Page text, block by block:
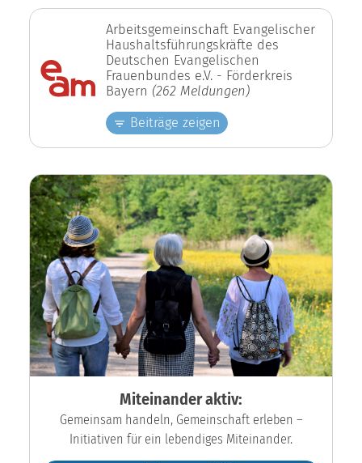
Arbeitsgemeinschaft Evangelischer
Haushaltsführungskräfte des
Deutschen Evangelischen
Frauenbundes e.V. - Förderkreis
Bayern (262 Meldungen)
Beiträge zeigen
Miteinander aktiv:
Gemeinsam handeln, Gemeinschaft erleben –
Initiativen für ein lebendiges Miteinander.